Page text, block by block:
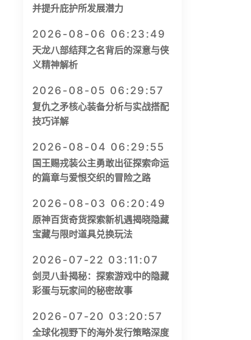
并提升庇护所发展潜力
2026-08-06 06:23:49
天龙八部结拜之名背后的深意与侠
义精神解析
2026-08-05 06:29:57
复仇之矛核心装备分析与实战搭配
技巧详解
2026-08-04 06:29:55
国王赐戎装公主勇敢出征探索命运
的篇章与爱恨交织的冒险之路
2026-08-03 06:20:49
原神百货奇货探索新机遇揭晓隐藏
宝藏与限时道具兑换玩法
2026-07-22 03:11:07
剑灵八卦揭秘：探索游戏中的隐藏
彩蛋与玩家间的秘密故事
2026-07-20 03:20:57
全球化视野下的海外发行策略深度